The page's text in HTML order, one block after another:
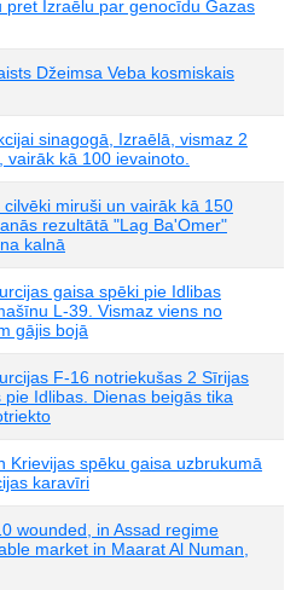
pret Izraēlu par genocīdu Gazas
Džeimsa Veba kosmiskais
sinagogā, Izraēlā, vismaz 2
vairāk kā 100 ievainoto.
miruši un vairāk kā 150
rezultātā "Lag Ba'Omer"
kalnā
gaisa spēki pie Idlibas
L-39. Vismaz viens no
gājis bojā
F-16 notriekušas 2 Sīrijas
Idlibas. Dienas beigās tika
Krievijas spēku gaisa uzbrukumā
karavīri
wounded, in Assad regime
market in Maarat Al Numan,